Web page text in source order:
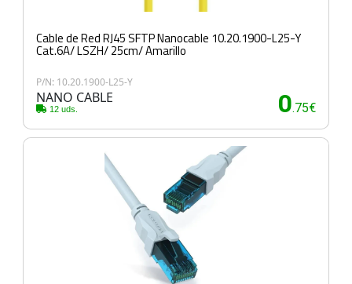
Cable de Red RJ45 SFTP Nanocable 10.20.1900-L25-Y
Cat.6A/ LSZH/ 25cm/ Amarillo
P/N: 10.20.1900-L25-Y
NANO CABLE
12 uds. 0.75€